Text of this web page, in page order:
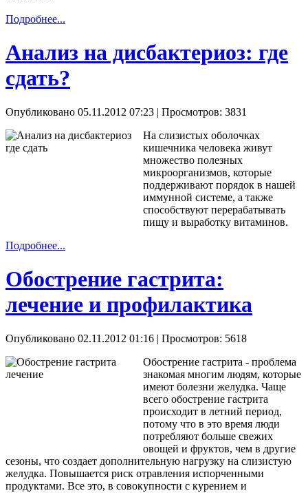
Подробнее...
Анализ на дисбактериоз: где
сдать?
Опубликовано 05.11.2012 07:23 | Просмотров: 3831
На слизистых оболочках
кишечника человека живут
множество полезных
микроорганизмов, которые
поддерживают порядок в нашей
иммунной системе, а также
способствуют перерабатывать
пищу и выработку витаминов.
Подробнее...
Обострение гастрита:
лечение и профилактика
Опубликовано 02.11.2012 01:16 | Просмотров: 5618
Обострение гастрита - проблема
знакомая многим людям, которые
имеют болезни желудка. Чаще
всего обострение гастрита
происходит в летний период,
потому что в это время люди
потребляют больше свежих
овощей и фруктов, чем в другие
сезоны, что создает дополнительную нагрузку на слизистую
желудка. Повышается риск отравления испорченными
продуктами. Все это, в совокупности с курением и